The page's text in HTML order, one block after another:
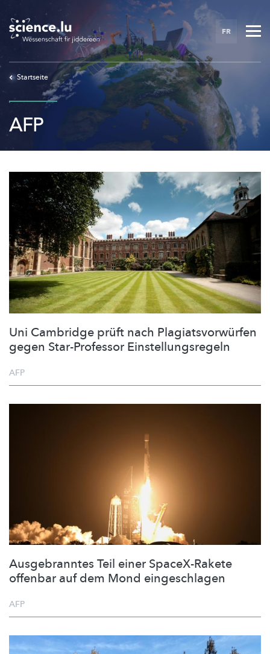
main
content
FR
Startseite
AFP
Uni Cambridge prüft nach Plagiatsvorwürfen
gegen Star-Professor Einstellungsregeln
AFP
Ausgebranntes Teil einer SpaceX-Rakete
offenbar auf dem Mond eingeschlagen
AFP